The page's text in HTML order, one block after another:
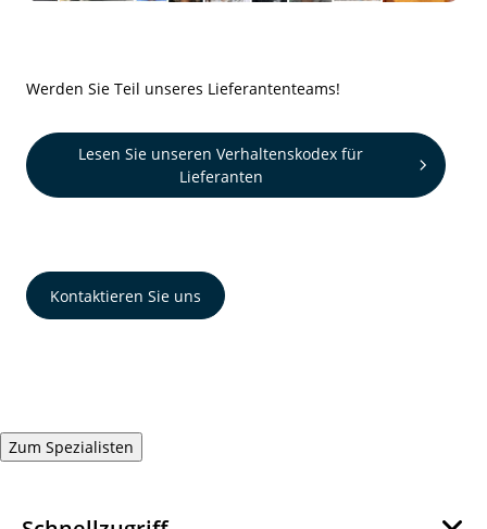
Werden Sie Teil unseres Lieferantenteams!
Lesen Sie unseren Verhaltenskodex für
Lieferanten
Kontaktieren Sie uns
Zum Spezialisten